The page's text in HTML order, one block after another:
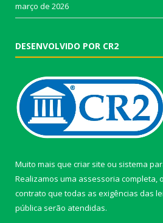
março de 2026
DESENVOLVIDO POR CR2
Muito mais que criar site ou sistema
Realizamos uma assessoria completa,
contrato que todas as exigências das
pública serão atendidas.